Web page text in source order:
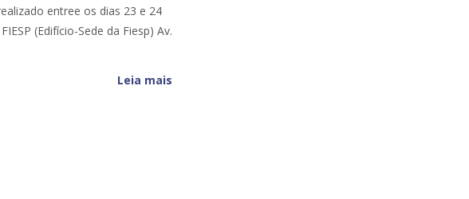
entree os dias 23 e 24
(Edifício-Sede da Fiesp) Av.
Leia mais